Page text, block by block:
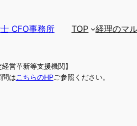
CFO事務所 TOP 経理のマ
経営革新等支援機関】
問はこちらのHPご参照ください。